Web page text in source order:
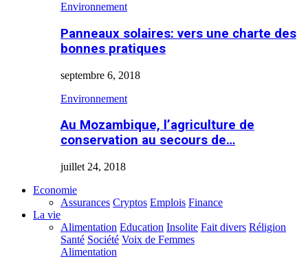
Environnement
Panneaux solaires: vers une charte des
bonnes pratiques
septembre 6, 2018
Environnement
Au Mozambique, l’agriculture de
conservation au secours de…
juillet 24, 2018
Economie
Assurances Cryptos Emplois Finance
La vie
Alimentation Education Insolite Fait divers Réligion
Santé Société Voix de Femmes
Alimentation